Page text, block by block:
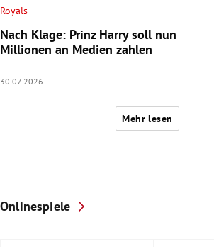
Royals
Nach Klage: Prinz Harry soll nun
Millionen an Medien zahlen
30.07.2026
Mehr lesen
Onlinespiele